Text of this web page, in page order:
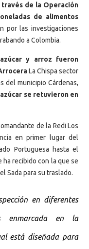
través de la Operación
de alimentos
por las investigaciones
a Colombia.
y arroz fueron
La Chispa sector
del municipio Cárdenas,
se retuvieron en
de la Redi Los
en primer lugar del
Portuguesa hasta el
ha recibido con la que se
Sada para su traslado.
en diferentes
enmarcada en la
está diseñada para